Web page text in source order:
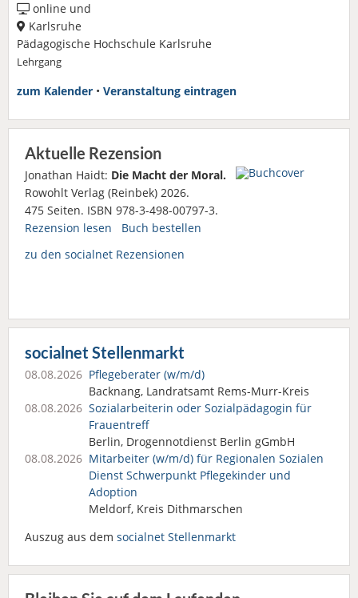
online und
Karlsruhe
Pädagogische Hochschule Karlsruhe
Lehrgang
zum Kalender • Veranstaltung eintragen
Aktuelle Rezension
Jonathan Haidt: Die Macht der Moral.
Rowohlt Verlag (Reinbek) 2026.
475 Seiten. ISBN 978-3-498-00797-3.
Rezension lesen
Buch bestellen
zu den socialnet Rezensionen
socialnet Stellenmarkt
08.08.2026 Pflegeberater (w/m/d)
Backnang, Landratsamt Rems-Murr-Kreis
08.08.2026 Sozialarbeiterin oder Sozialpädagogin für
Frauentreff
Berlin, Drogennotdienst Berlin gGmbH
08.08.2026 Mitarbeiter (w/m/d) für Regionalen Sozialen
Dienst Schwerpunkt Pflegekinder und
Adoption
Meldorf, Kreis Dithmarschen
Auszug aus dem socialnet Stellenmarkt